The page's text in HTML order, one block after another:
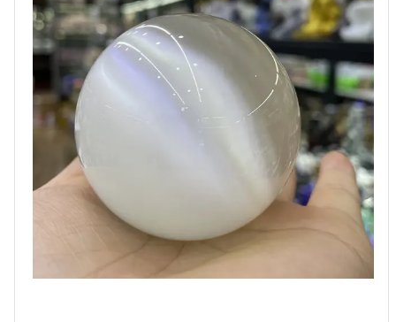
לבנבן
ומעמד
עץ
מסוגנן
מידה:
40